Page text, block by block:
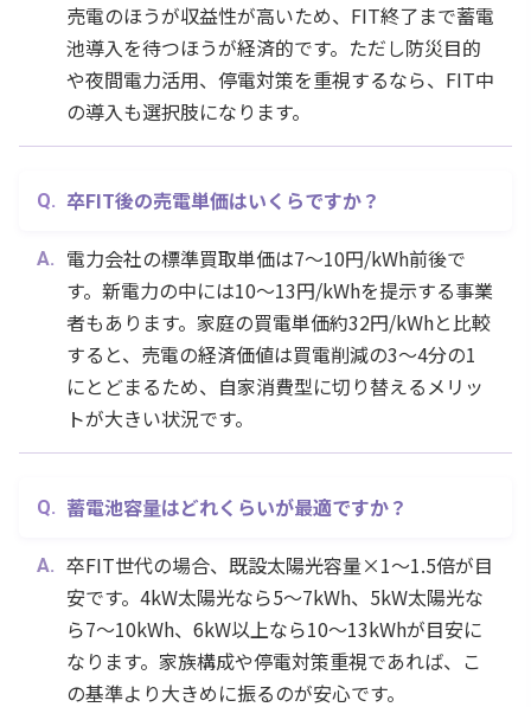
売電のほうが収益性が高いため、FIT終了まで蓄電
池導入を待つほうが経済的です。ただし防災目的
や夜間電力活用、停電対策を重視するなら、FIT中
の導入も選択肢になります。
卒FIT後の売電単価はいくらですか？
電力会社の標準買取単価は7〜10円/kWh前後で
す。新電力の中には10〜13円/kWhを提示する事業
者もあります。家庭の買電単価約32円/kWhと比較
すると、売電の経済価値は買電削減の3〜4分の1
にとどまるため、自家消費型に切り替えるメリッ
トが大きい状況です。
蓄電池容量はどれくらいが最適ですか？
卒FIT世代の場合、既設太陽光容量×1〜1.5倍が目
安です。4kW太陽光なら5〜7kWh、5kW太陽光な
ら7〜10kWh、6kW以上なら10〜13kWhが目安に
なります。家族構成や停電対策重視であれば、こ
の基準より大きめに振るのが安心です。